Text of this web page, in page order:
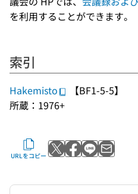
を利用することができます。
索引
Hakemisto
【BF1-5-5】
所蔵：1976+
URLをコピー Xでポストする
Facebookでシ
LINEで送る
メール